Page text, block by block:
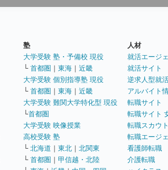
塾
大学受験 塾・予備校 現役
└ 首都圏 ｜ 東海 ｜ 近畿
大学受験 個別指導塾 現役
└ 首都圏 ｜ 東海 ｜ 近畿
大学受験 難関大学特化型 現役
└首都圏
大学受験 映像授業
高校受験 塾
└ 北海道 ｜ 東北 ｜ 北関東
└ 首都圏 ｜ 甲信越・北陸
人材
就活エージ
就活サイト
逆求人型就
アルバイト
転職サイト
転職サイト
転職スカウ
転職エージ
看護師転職
介護転職